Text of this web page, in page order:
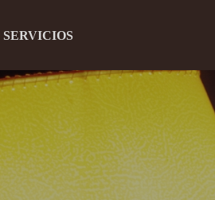
SERVICIOS